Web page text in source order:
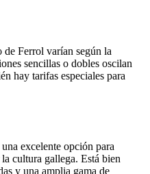
Ferrol varían según la
sencillas o dobles oscilan
hay tarifas especiales para
excelente opción para
cultura gallega. Está bien
y una amplia gama de